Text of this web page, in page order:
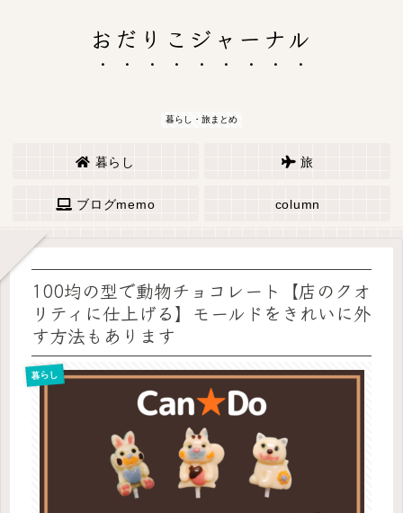
おだりこジャーナル
暮らし・旅まとめ
暮らし 旅
ブログmemo column
100均の型で動物チョコレート【店のクオ
リティに仕上げる】モールドをきれいに外
す方法もあります
暮らし